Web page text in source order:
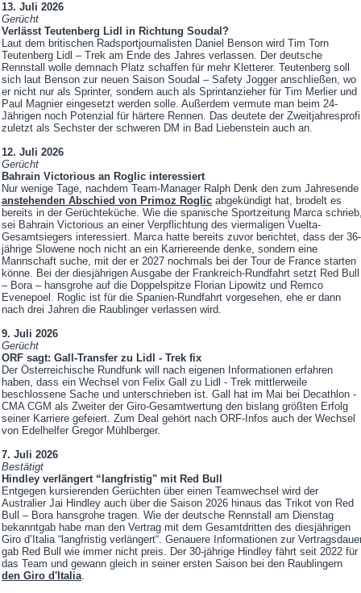
13. Juli 2026
Gerücht
Verlässt Teutenberg Lidl in Richtung Soudal?
Laut dem britischen Radsportjournalisten Daniel Benson wird Tim Torn
Teutenberg Lidl – Trek am Ende des Jahres verlassen. Der deutsche
Rennstall wolle demnach Platz schaffen für mehr Kletterer. Teutenberg soll
sich laut Benson zur neuen Saison Soudal – Safety Jogger anschließen, wo
er nicht nur als Sprinter, sondern auch als Sprintanzieher für Tim Merlier und
Paul Magnier eingesetzt werden solle. Außerdem vermute man beim 24-
Jährigen noch Potenzial für härtere Rennen. Das deutete der Zweitjahresprofi
zuletzt als Sechster der schweren DM in Bad Liebenstein auch an.
12. Juli 2026
Gerücht
Bahrain Victorious an Roglic interessiert
Nur wenige Tage, nachdem Team-Manager Ralph Denk den zum Jahresende
anstehenden Abschied von Primoz Roglic abgekündigt hat, brodelt es
bereits in der Gerüchteküche. Wie die spanische Sportzeitung Marca
sei Bahrain Victorious an einer Verpflichtung des viermaligen Vuelta-
Gesamtsiegers interessiert. Marca hatte bereits zuvor berichtet, dass der 36-
jährige Slowene noch nicht an ein Karriereende denke, sondern eine
Mannschaft suche, mit der er 2027 nochmals bei der Tour de France starten
könne. Bei der diesjährigen Ausgabe der Frankreich-Rundfahrt setzt Red Bull
– Bora – hansgrohe auf die Doppelspitze Florian Lipowitz und Remco
Evenepoel. Roglic ist für die Spanien-Rundfahrt vorgesehen, ehe er dann
nach drei Jahren die Raublinger verlassen wird.
9. Juli 2026
Gerücht
ORF sagt: Gall-Transfer zu Lidl - Trek fix
Der Österreichische Rundfunk will nach eigenen Informationen erfahren
haben, dass ein Wechsel von Felix Gall zu Lidl - Trek mittlerweile
beschlossene Sache und unterschrieben ist. Gall hat im Mai bei Decathlon -
CMA CGM als Zweiter der Giro-Gesamtwertung den bislang größten Erfolg
seiner Karriere gefeiert. Zum Deal gehört nach ORF-Infos auch der Wechsel
von Edelhelfer Gregor Mühlberger.
7. Juli 2026
Bestätigt
Hindley verlängert “langfristig" mit Red Bull
Entgegen kursierenden Gerüchten über einen Teamwechsel wird der
Australier Jai Hindley auch über die Saison 2026 hinaus das Trikot von Red
Bull – Bora hansgrohe tragen. Wie der deutsche Rennstall am Dienstag
bekanntgab habe man den Vertrag mit dem Gesamtdritten des diesjährigen
Giro d’Italia “langfristig verlängert“. Genauere Informationen zur
gab Red Bull wie immer nicht preis. Der 30-jährige Hindley fährt seit 2022 für
das Team und gewann gleich in seiner ersten Saison bei den Raublingern
den Giro d'Italia.